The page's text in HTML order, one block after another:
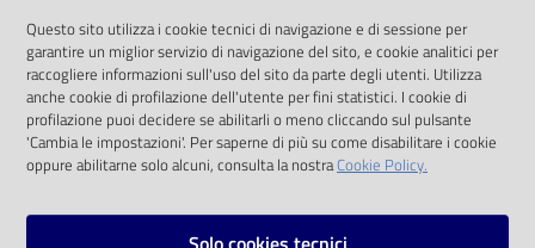
solo alle condizioni previste dalla direttiva
comunitaria 2003/98/CE e dal d.lgs. 36/2006
SOCIAL
Instagram
Questo sito utilizza i cookie tecnici di navigazione e di sessione per
garantire un miglior servizio di navigazione del sito, e cookie analitici per
raccogliere informazioni sull'uso del sito da parte degli utenti. Utilizza
anche cookie di profilazione dell'utente per fini statistici. I cookie di
profilazione puoi decidere se abilitarli o meno cliccando sul pulsante
'Cambia le impostazioni'. Per saperne di più su come disabilitare i cookie
oppure abilitarne solo alcuni, consulta la nostraCookie Policy.